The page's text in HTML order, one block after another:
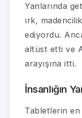
Yanlarında
ırk,
ediyordu.
altüst etti ve
arayışına itti.
İnsanlığın
Tabletlerin en